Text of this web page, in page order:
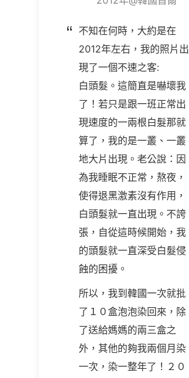
不知在何時，大約是在
2012年左右，我的照片出
現了一個不速之客:
白頭髮。這簡直是嚇壞我
了！若只是跟一班正常出
現速度的一兩根白髮那就
算了，我的是一叢、一叢
地大片出現。老公說：因
為我睡眠不正常，熬夜，
使得退黑激素沒有作用，
白頭髮就一直出現。不誇
張，自從這時候開始，我
的頭髮就一直深受白髮侵
蝕的困擾。
所以，我到韓國一次就批
了１０盒泡泡染回來，除
了送給媽媽的兩三盒之
外，其他的夠我兩個月染
一次，染一整年了！２０